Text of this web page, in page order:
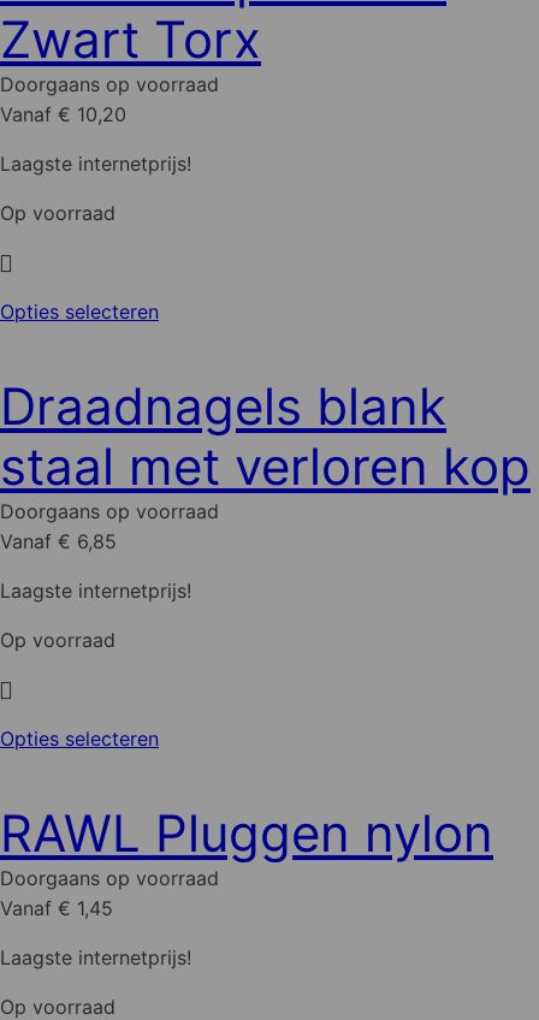
kan
gekozen
worden
de
Zwart Torx
Doorgaans op voorraad
Vanaf € 10,20
Laagste internetprijs!
Op voorraad
Opties selecteren
meerdere
variaties.
Deze
optie
kan
worden
Draadnagels blank
staal met verloren kop
Doorgaans op voorraad
Vanaf € 6,85
Laagste internetprijs!
Op voorraad
Opties selecteren
meerdere
variaties.
Deze
kan
RAWL Pluggen nylon
Doorgaans op voorraad
Vanaf € 1,45
Laagste internetprijs!
Op voorraad